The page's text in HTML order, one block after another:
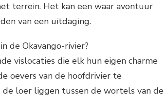
terrein. Het kan een waar avontuur
van een uitdaging.
de Okavango-rivier?
vislocaties die elk hun eigen charme
oevers van de hoofdrivier te
de loer liggen tussen de wortels van de